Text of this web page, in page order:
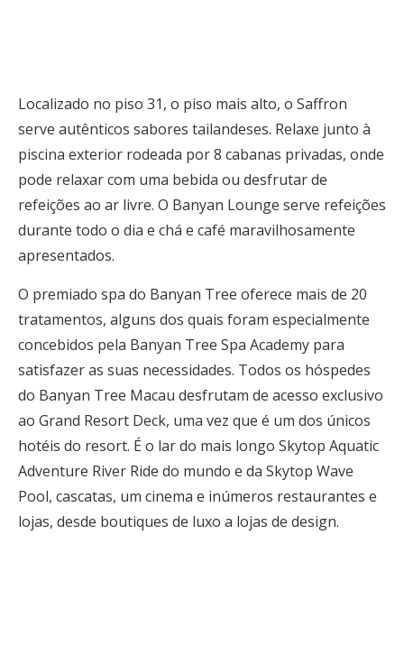
Localizado no piso 31, o piso mais alto, o Saffron
serve autênticos sabores tailandeses. Relaxe junto à
piscina exterior rodeada por 8 cabanas privadas, onde
pode relaxar com uma bebida ou desfrutar de
refeições ao ar livre. O Banyan Lounge serve refeições
durante todo o dia e chá e café maravilhosamente
apresentados.
O premiado spa do Banyan Tree oferece mais de 20
tratamentos, alguns dos quais foram especialmente
concebidos pela Banyan Tree Spa Academy para
satisfazer as suas necessidades. Todos os hóspedes
do Banyan Tree Macau desfrutam de acesso exclusivo
ao Grand Resort Deck, uma vez que é um dos únicos
hotéis do resort. É o lar do mais longo Skytop Aquatic
Adventure River Ride do mundo e da Skytop Wave
Pool, cascatas, um cinema e inúmeros restaurantes e
lojas, desde boutiques de luxo a lojas de design.